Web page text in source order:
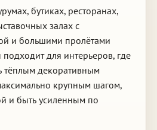
бутиках, ресторанах,
залах с
и большими пролётами
для интерьеров, где
тёплым декоративным
крупным шагом,
и быть усиленным по